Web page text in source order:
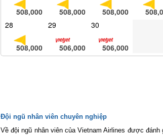
508,000 508,000 508,000
28
508,000
29
506,000
30
506,000
Đội ngũ nhân viên chuyên nghiệp
Về đội ngũ nhân viên của Vietnam Airlines được